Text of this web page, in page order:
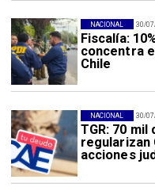
30/
Fiscalía:
concentra
Chile
NACIONAL
30/
TGR: 70
regularizan
acciones
NACIONAL